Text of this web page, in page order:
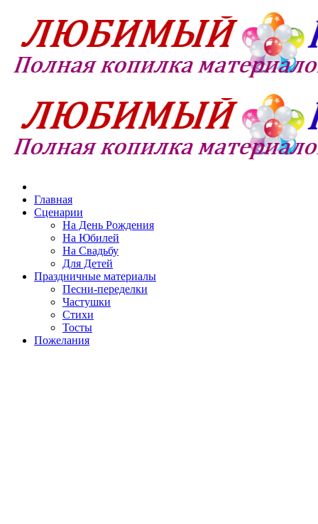
Главная
Сценарии
На День Рождения
На Юбилей
На Свадьбу
Для Детей
Праздничные материалы
Песни-переделки
Частушки
Стихи
Тосты
Пожелания